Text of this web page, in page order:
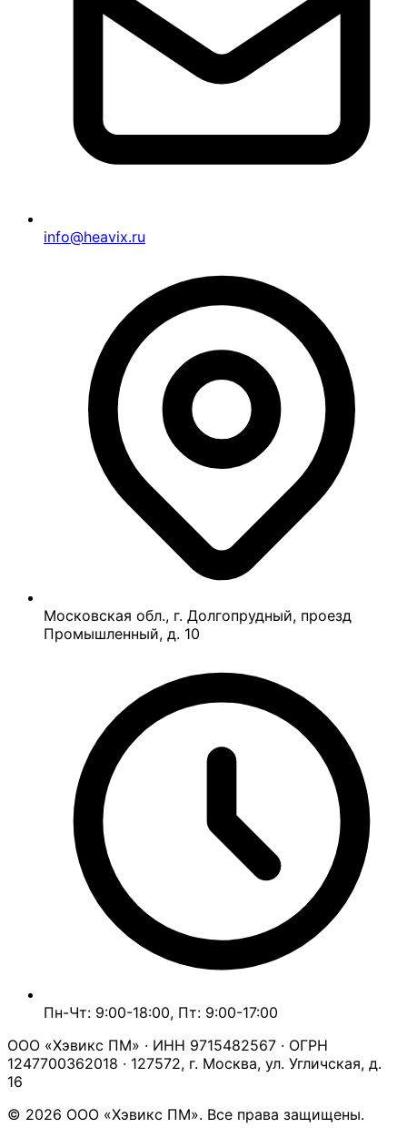
info@heavix.ru
Московская обл., г. Долгопрудный, проезд
Промышленный, д. 10
Пн-Чт: 9:00-18:00, Пт: 9:00-17:00
ООО «Хэвикс ПМ» · ИНН 9715482567 · ОГРН
1247700362018 · 127572, г. Москва, ул. Угличская, д.
16
© 2026 ООО «Хэвикс ПМ». Все права защищены.